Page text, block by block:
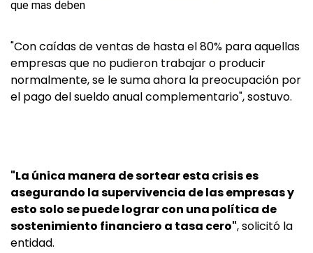
"Con caídas de ventas de hasta el 80% para aquellas
empresas que no pudieron trabajar o producir
normalmente, se le suma ahora la preocupación por
el pago del sueldo anual complementario", sostuvo.
"La única manera de sortear esta crisis es
asegurando la supervivencia de las empresas y
esto solo se puede lograr con una política de
sostenimiento financiero a tasa cero", solicitó la
entidad.